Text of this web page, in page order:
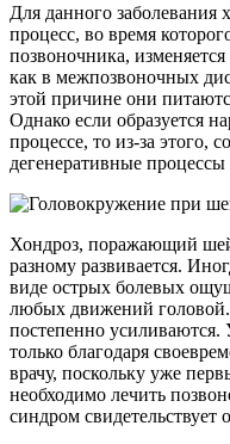
Для данного заболевания
процесс, во время
позвоночника,
как в межпозвоночных
этой причине они
Однако если образуется
процессе, то из-за этого,
дегенеративные
Хондроз, поражающий
разному развивается.
виде острых болевых
любых движений
постепенно усиливаются.
только благодаря
врачу, поскольку уже
необходимо лечить
синдром свидетельствует